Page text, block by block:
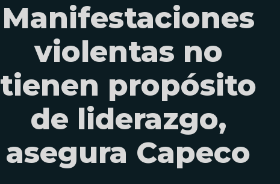
Manifestaciones
violentas no
tienen propósito
de liderazgo,
asegura Capeco